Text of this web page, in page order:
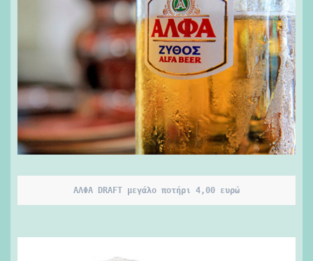
ΑΛΦΑ DRAFT μεγάλο ποτήρι 4,00 ευρώ